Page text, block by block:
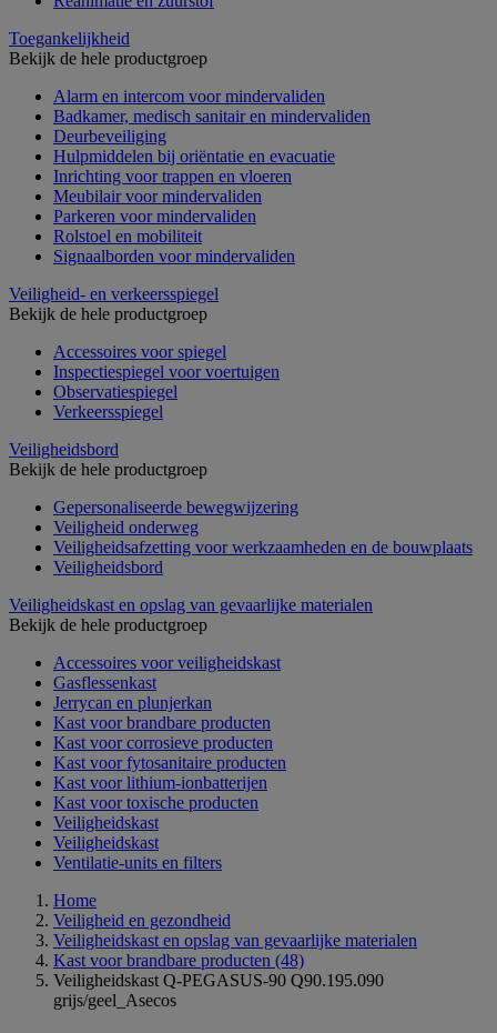
Toegankelijkheid
Bekijk de hele productgroep
Alarm en intercom voor mindervaliden
Badkamer, medisch sanitair en mindervaliden
Deurbeveiliging
Hulpmiddelen bij oriëntatie en evacuatie
Inrichting voor trappen en vloeren
Meubilair voor mindervaliden
Parkeren voor mindervaliden
Rolstoel en mobiliteit
Signaalborden voor mindervaliden
Veiligheid- en verkeersspiegel
Bekijk de hele productgroep
Accessoires voor spiegel
Inspectiespiegel voor voertuigen
Observatiespiegel
Verkeersspiegel
Veiligheidsbord
Bekijk de hele productgroep
Gepersonaliseerde bewegwijzering
Veiligheid onderweg
Veiligheidsafzetting voor werkzaamheden en de bouwplaats
Veiligheidsbord
Veiligheidskast en opslag van gevaarlijke materialen
Bekijk de hele productgroep
Accessoires voor veiligheidskast
Gasflessenkast
Jerrycan en plunjerkan
Kast voor brandbare producten
Kast voor corrosieve producten
Kast voor fytosanitaire producten
Kast voor lithium-ionbatterijen
Kast voor toxische producten
Veiligheidskast
Veiligheidskast
Ventilatie-units en filters
Home
Veiligheid en gezondheid
Veiligheidskast en opslag van gevaarlijke materialen
Kast voor brandbare producten (48)
Veiligheidskast Q-PEGASUS-90 Q90.195.090
grijs/geel_Asecos